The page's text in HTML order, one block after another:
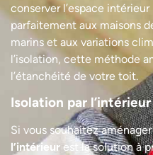
conserver l’espace
parfaitement aux maisons
marins et aux variations
l’isolation, cette méthode
l’étanchéité de votre toit.
Isolation par
Si vous souhaitez
l’intérieur est la solution à